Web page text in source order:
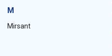
M
Mirsant